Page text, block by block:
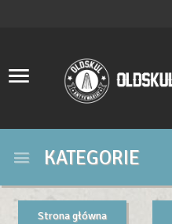
KATEGORIE
Strona główna